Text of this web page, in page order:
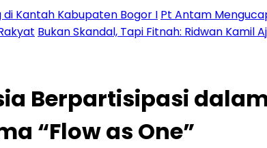
Kantah Kabupaten Bogor I Pt Antam
Bukan Skandal, Tapi Fitnah: Ridwan Kamil
Berpartisipasi
“Flow as One”